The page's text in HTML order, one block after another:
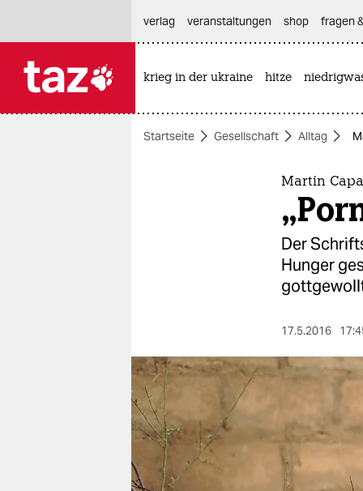
themen
berlin
nord
wahrheit
verlag
verlag
veranstaltungen shop fragen
krieg in der ukraine hitze
Startseite Gesellschaft Alltag
Martín
Der
Hunger
17.5.2016